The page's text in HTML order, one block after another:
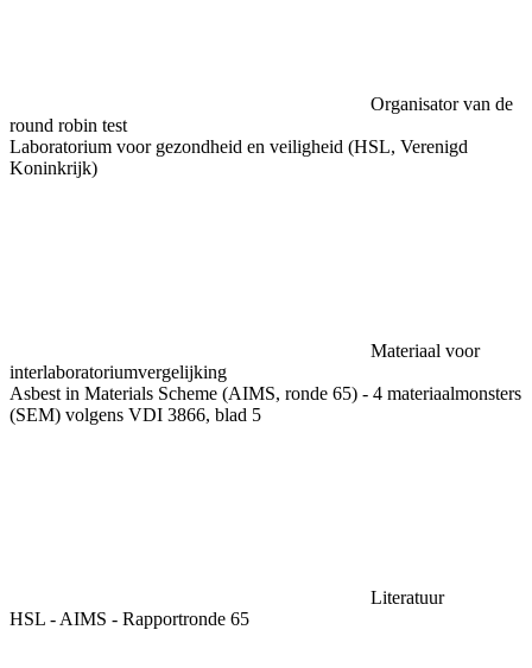
Organisator van de
round robin test
Laboratorium voor gezondheid en veiligheid (HSL, Verenigd
Koninkrijk)
Materiaal voor
interlaboratoriumvergelijking
Asbest in Materials Scheme (AIMS, ronde 65) - 4 materiaalmonsters
(SEM) volgens VDI 3866, blad 5
Literatuur
HSL - AIMS - Rapportronde 65